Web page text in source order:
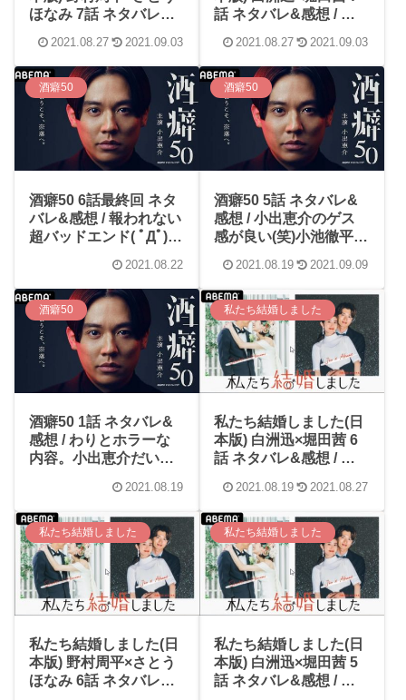
ほなみ 7話 ネタバレ&
て言われてみたい！！
2021.08.27 2021.09.03
話 ネタバレ&感想 / 白
きててカワイイ(≧∇≦)
2021.08.27 2021.09.03
酒癖50
酒癖50 6話最終回 ネタ
バレ&感想 / 報われない
超バッドエンド( ﾟДﾟ)悪
2021.08.22
酒癖50
酒癖50 5話 ネタバレ&
感想 / 小出恵介のゲス
感が良い(笑)小池徹平が
2021.08.19 2021.09.09
酒癖50
酒癖50 1話 ネタバレ&
感想 / わりとホラーな
内容。小出恵介だいぶ
2021.08.19
私たち結婚しました
私たち結婚しました(日
本版) 白洲迅×堀田茜 6
話 ネタバレ&感想 / 白
一方(≧∇≦)意外と相手の
ために頑張ってくれる
タイプ！
2021.08.19 2021.08.27
私たち結婚しました
私たち結婚しました(日
本版) 野村周平×さとう
ほなみ 6話 ネタバレ&
私たち結婚しました
私たち結婚しました(日
本版) 白洲迅×堀田茜 5
話 ネタバレ&感想 / 相